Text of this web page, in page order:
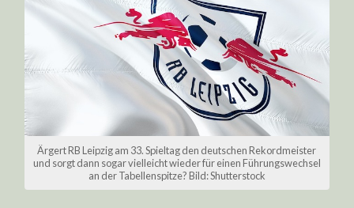
Ärgert RB Leipzig am 33. Spieltag den deutschen Rekordmeister
und sorgt dann sogar vielleicht wieder für einen Führungswechsel
an der Tabellenspitze? Bild: Shutterstock